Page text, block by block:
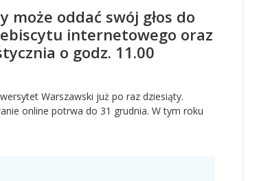
może oddać swój głos do
internetowego oraz
o godz. 11.00
Warszawski już po raz dziesiąty.
online potrwa do 31 grudnia. W tym roku